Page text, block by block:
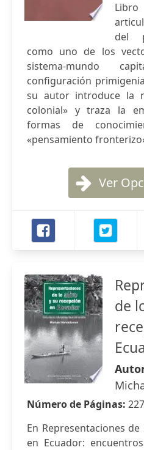
del
como uno de los
sistema-mundo
configuración
su autor introduce la
colonial» y traza la
formas de
«pensamiento
Ver
de
Número de Páginas: 227
En Representaciones
en Ecuador: